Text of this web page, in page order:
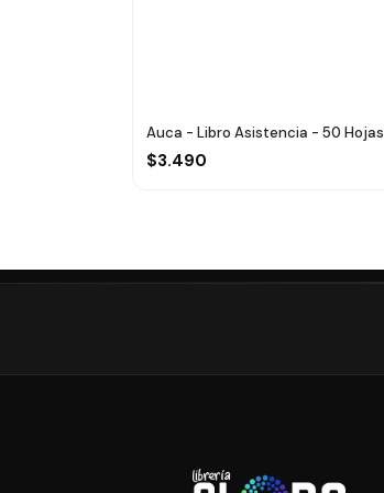
Auca - Libro Asistencia - 50 Hojas
$3.490